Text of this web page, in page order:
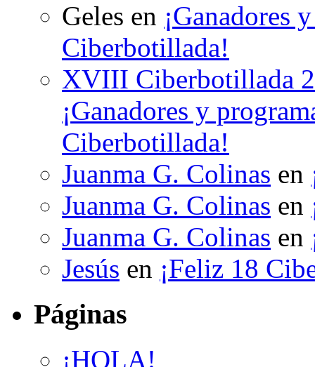
Geles en ¡Ganadores
Ciberbotillada!
XVIII Ciberbotillada
¡Ganadores y
Ciberbotillada!
Juanma G. Colinas en
Juanma G. Colinas en
Juanma G. Colinas en
Jesús en ¡Feliz 18
Páginas
¡HOLA!